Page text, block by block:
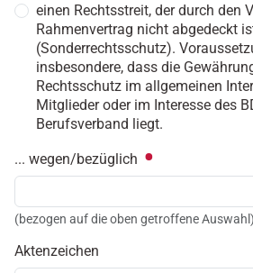
einen Rechtsstreit, der durch den
Rahmenvertrag nicht abgedeckt
(Sonderrechtsschutz).
insbesondere, dass die
Rechtsschutz im allgemeinen
Mitglieder oder im Interesse des
Berufsverband liegt.
... wegen/bezüglich
(bezogen auf die oben getroffene Auswahl)
Aktenzeichen